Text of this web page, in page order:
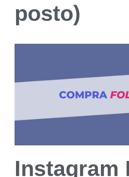
posto)
Instagram